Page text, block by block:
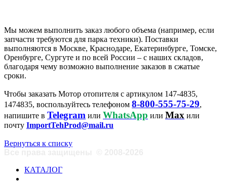
Мы можем выполнить заказ любого объема (например, если
запчасти требуются для парка техники). Поставки
выполняются в Москве, Краснодаре, Екатеринбурге, Томске,
Оренбурге, Сургуте и по всей России – с наших складов,
благодаря чему возможно выполнение заказов в сжатые
сроки.
Чтобы заказать Мотор отопителя с артикулом 147-4835,
1474835, воспользуйтесь телефоном 8-800-555-75-29,
напишите в Telegram или WhatsApp или Max или
почту ImportTehProd@mail.ru
Вернуться к списку
КАТАЛОГ